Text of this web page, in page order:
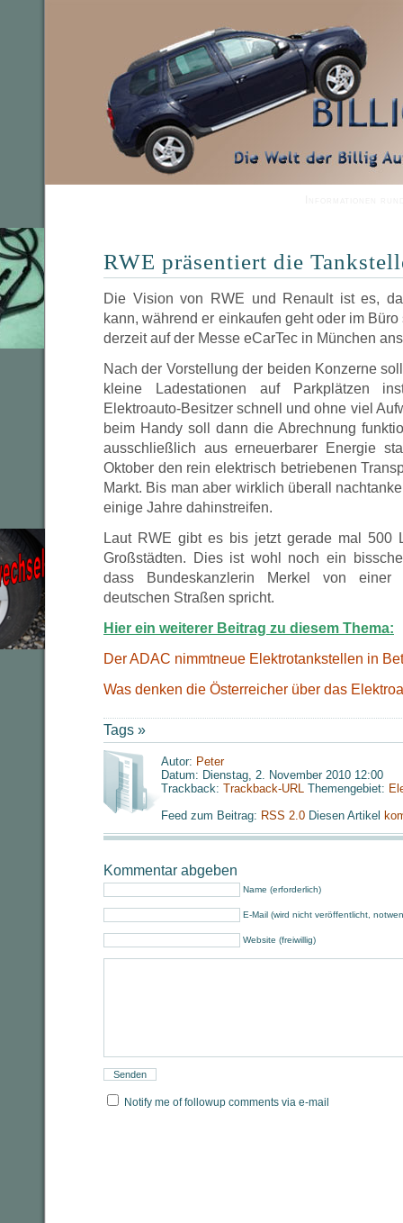
RWE präsentiert die
Die Vision von RWE und Renault ist es,
kann, während er einkaufen geht oder im
derzeit auf der Messe eCarTec in München
Nach der Vorstellung der beiden Konzerne
kleine Ladestationen auf Parkplätzen
Elektroauto-Besitzer schnell und ohne viel
beim Handy soll dann die Abrechnung
ausschließlich aus erneuerbarer Energie
Oktober den rein elektrisch betriebenen
Markt. Bis man aber wirklich überall
einige Jahre dahinstreifen.
Laut RWE gibt es bis jetzt gerade mal 500
Großstädten. Dies ist wohl noch ein
dass Bundeskanzlerin Merkel von einer
deutschen Straßen spricht.
Hier ein weiterer Beitrag zu diesem Thema:
Der ADAC nimmtneue Elektrotankstellen in
Was denken die Österreicher über das
Tags »
Autor: Peter
Datum: Dienstag, 2. November 2010 12:00
Trackback: Trackback-URL Themengebiet:
Feed zum Beitrag: RSS 2.0 Diesen Artikel
Kommentar abgeben
Name (erforderlich)
E-Mail (wird nicht veröffentlicht,
Website (freiwillig)
Notify me of followup comments via e-mail